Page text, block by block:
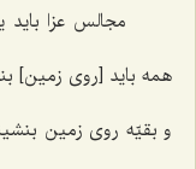
مجالس عزا باید
همه باید [روی زمین]
و بقیّه روی زمین